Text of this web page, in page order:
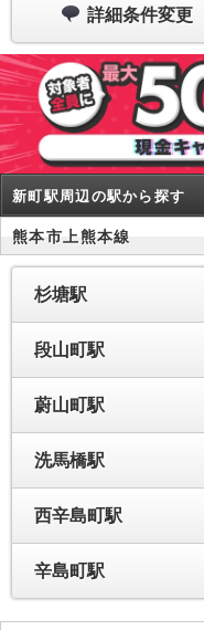
詳細条件変更
新町駅周辺の駅から探す
熊本市上熊本線
杉塘駅
段山町駅
蔚山町駅
洗馬橋駅
西辛島町駅
辛島町駅